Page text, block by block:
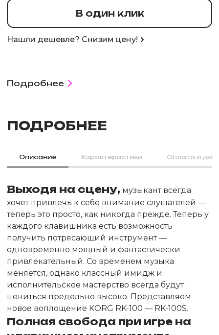
В один клик
Нашли дешевле? Снизим цену!
Подробнее
ПОДРОБНЕЕ
Описание Характеристики Оплата и
Выходя на сцену, музыкант всегда
хочет привлечь к себе внимание слушателей —
теперь это просто, как никогда прежде. Теперь у
каждого клавишника есть возможность
получить потрясающий инструмент —
одновременно мощный и фантастически
привлекательный. Со временем музыка
меняется, однако классный имидж и
исполнительское мастерство всегда будут
цениться предельно высоко. Представляем
новое воплощение KORG RK-100 — RK-100S.
Полная свобода при игре на